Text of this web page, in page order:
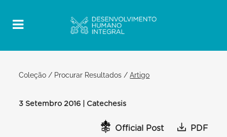
Coleção / Procurar Resultados /Artigo
3 Setembro 2016 | Catechesis
Official Post PDF